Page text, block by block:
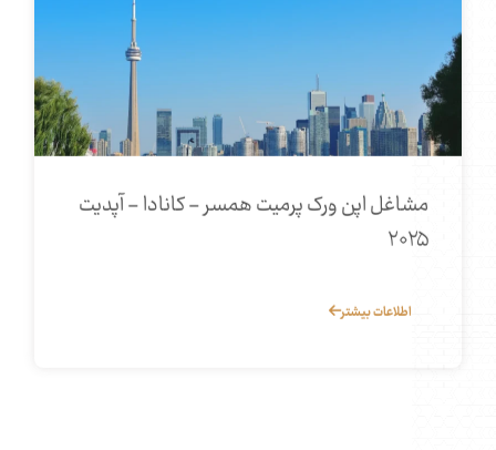
مشاغل اپن ورک پرمیت همسر - کانادا - آپدیت
۲۰۲۵
اطلاعات بیشتر